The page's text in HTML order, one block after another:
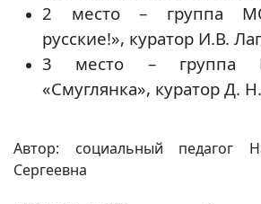
2 место – группа
русские!», куратор И.В.
3 место – группа
«Смуглянка», куратор Д.
Автор: социальный педагог
Сергеевна